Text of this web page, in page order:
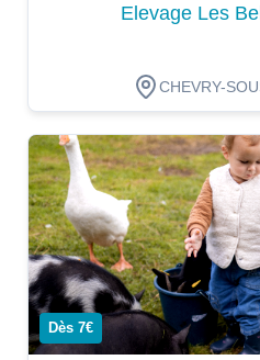
Elevage Les
CHEVRY-
Dégustation
Dès 7€